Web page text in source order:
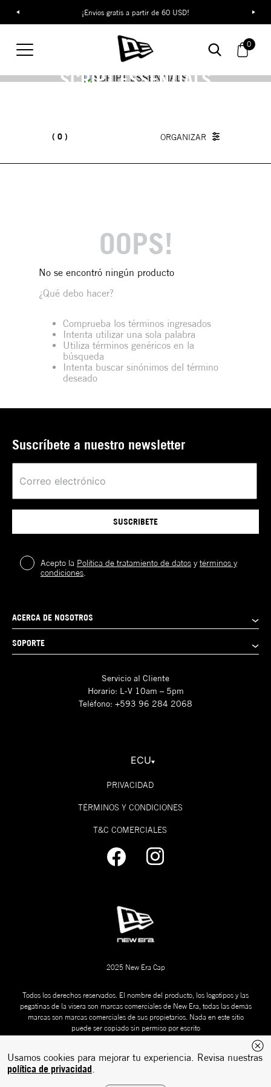
Usamos cookies para mejorar tu experiencia. Revisa nuestras
política de privacidad.
¡Envíos gratis a partir de 60 USD!
0
SCRIPT ESSENTIALS
0
OOPS!
No se encontró ningún producto
¿Qué debo hacer?
Comprueba los términos ingresados
Intenta utilizar una sola palabra
Utiliza términos genéricos en la
búsqueda
Intenta buscar sinónimos del término
deseado
Suscríbete a nuestro newsletter
SUSCRIBETE
Acepto la Política de tratamiento de datos ytérminos y
condiciones
ACERCA DE NOSOTROS
SOPORTE
Servicio al Cliente
Horario: L-V 10am – 5pm
Teléfono: +593 96 284 2068
ECU
PRIVACIDAD
TÉRMINOS Y CONDICIONES
T&C COMERCIALES
2025 New Era Cap
Todos los derechos reservados. El nombre del producto, los logotipos y las
pegatinas de la visera son marcas comerciales de New Era, todas las demás
marcas son marcas comerciales de sus propietarios. Nada en este sitio
puede ser copiado sin permiso por escrito
Tecnología: